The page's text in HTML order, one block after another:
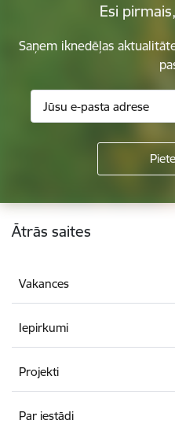
Esi
Saņem iknedēļas
Kājene
Ātrās saites
Vakances
Iepirkumi
Projekti
Par iestādi